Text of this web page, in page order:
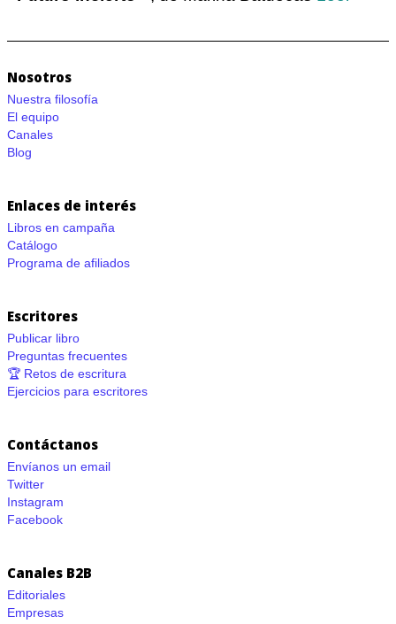
Nosotros
Nuestra filosofía
El equipo
Canales
Blog
Enlaces de interés
Libros en campaña
Catálogo
Programa de afiliados
Escritores
Publicar libro
Preguntas frecuentes
🏆 Retos de escritura
Ejercicios para escritores
Contáctanos
Envíanos un email
Twitter
Instagram
Facebook
Canales B2B
Editoriales
Empresas